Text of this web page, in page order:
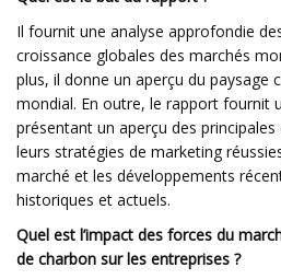
Il fournit une analyse approfondie
croissance globales des marchés
plus, il donne un aperçu du paysage
mondial. En outre, le rapport fournit
présentant un aperçu des
leurs stratégies de marketing
marché et les développements
historiques et actuels.
Quel est l’impact des forces du
de charbon sur les entreprises ?